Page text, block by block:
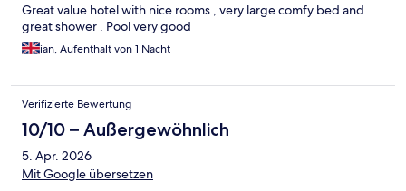
Great value hotel with nice rooms , very large comfy bed and
great shower . Pool very good
ian, Aufenthalt von 1 Nacht
Verifizierte Bewertung
10/10 – Außergewöhnlich
5. Apr. 2026
Mit Google übersetzen